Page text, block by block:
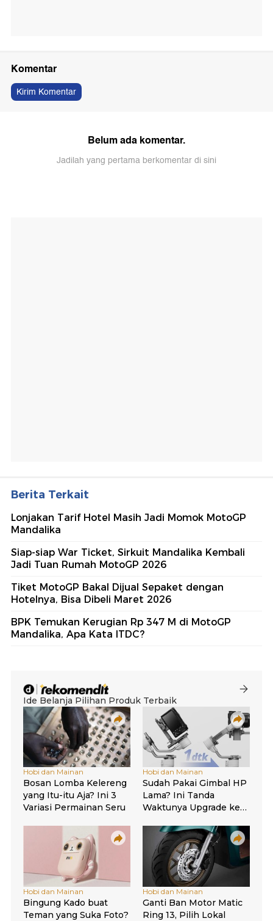
Komentar
Kirim Komentar
Belum ada komentar.
Jadilah yang pertama berkomentar di sini
Berita Terkait
Lonjakan Tarif Hotel Masih Jadi Momok MotoGP
Mandalika
Siap-siap War Ticket, Sirkuit Mandalika Kembali
Jadi Tuan Rumah MotoGP 2026
Tiket MotoGP Bakal Dijual Sepaket dengan
Hotelnya, Bisa Dibeli Maret 2026
BPK Temukan Kerugian Rp 347 M di MotoGP
Mandalika, Apa Kata ITDC?